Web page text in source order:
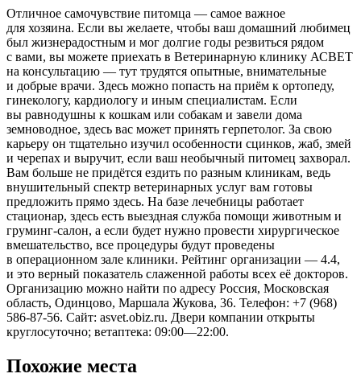
(кокцигэктомия),Шинирование зубов собаке,Японский
маникюр Masura
Отличное самочувствие питомца — самое важное
для хозяина. Если вы желаете, чтобы ваш домашний любимец
был жизнерадостным и мог долгие годы резвиться рядом
с вами, вы можете приехать в Ветеринарную клинику АСВЕТ
на консультацию — тут трудятся опытные, внимательные
и добрые врачи. Здесь можно попасть на приём к ортопеду,
гинекологу, кардиологу и иным специалистам. Если
вы равнодушны к кошкам или собакам и завели дома
земноводное, здесь вас может принять герпетолог. За свою
карьеру он тщательно изучил особенности сцинков, жаб, змей
и черепах и выручит, если ваш необычный питомец захворал.
Вам больше не придётся ездить по разным клиникам, ведь
внушительный спектр ветеринарных услуг вам готовы
предложить прямо здесь. На базе лечебницы работает
стационар, здесь есть выездная служба помощи животным и
груминг-салон, а если будет нужно провести хирургическое
вмешательство, все процедуры будут проведены
в операционном зале клиники. Рейтинг организации — 4.4,
и это верный показатель слаженной работы всех её докторов.
Организацию можно найти по адресу Россия, Московская
область, Одинцово, Маршала Жукова, 36. Телефон: +7 (968)
586-87-56. Сайт: asvet.obiz.ru. Двери компании открыты
круглосуточно; ветаптека: 09:00—22:00.
Похожие места